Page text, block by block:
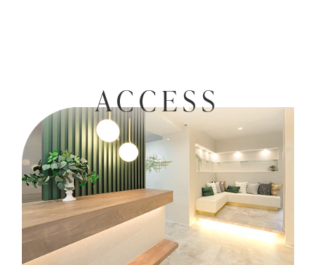
ACCESS